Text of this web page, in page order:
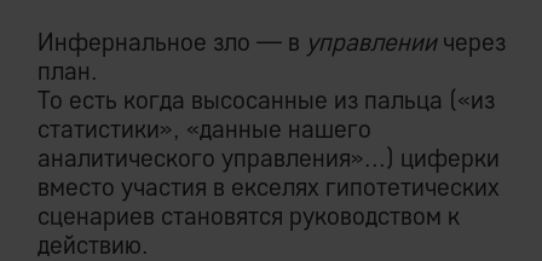
Инфернальное зло — в управлении через
план.
То есть когда высосанные из пальца («из
статистики», «данные нашего
аналитического управления»...) циферки
вместо участия в екселях гипотетических
сценариев становятся руководством к
действию.